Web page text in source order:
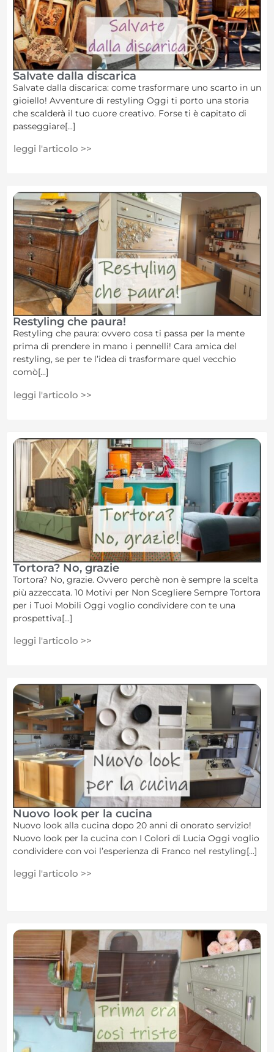
Salvate dalla discarica
Salvate dalla discarica: come trasformare uno scarto in un
gioiello! Avventure di restyling Oggi ti porto una storia
che scalderà il tuo cuore creativo. Forse ti è capitato di
passeggiare[...]
leggi l'articolo >>
Restyling che paura!
Restyling che paura: ovvero cosa ti passa per la mente
prima di prendere in mano i pennelli! Cara amica del
restyling, se per te l’idea di trasformare quel vecchio
comò[...]
leggi l'articolo >>
Tortora? No, grazie
Tortora? No, grazie. Ovvero perchè non è sempre la scelta
più azzeccata. 10 Motivi per Non Scegliere Sempre Tortora
per i Tuoi Mobili Oggi voglio condividere con te una
prospettiva[...]
leggi l'articolo >>
Nuovo look per la cucina
Nuovo look alla cucina dopo 20 anni di onorato servizio!
Nuovo look per la cucina con I Colori di Lucia Oggi voglio
condividere con voi l’esperienza di Franco nel restyling[...]
leggi l'articolo >>